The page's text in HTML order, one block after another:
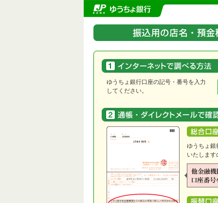
ゆうちょ銀行口座の記号・番号を入力
してください。
ゆうちょ銀
いたしま